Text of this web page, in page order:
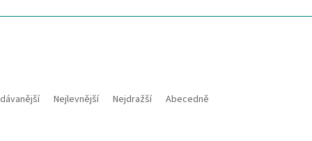
Nejlevnější Nejdražší Abecedně